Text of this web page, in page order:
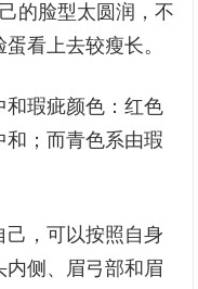
的脸型太圆润，不
看上去较瘦长。
和瑕疵颜色：红色
和；而青色系由瑕
己，可以按照自身
内侧、眉弓部和眉